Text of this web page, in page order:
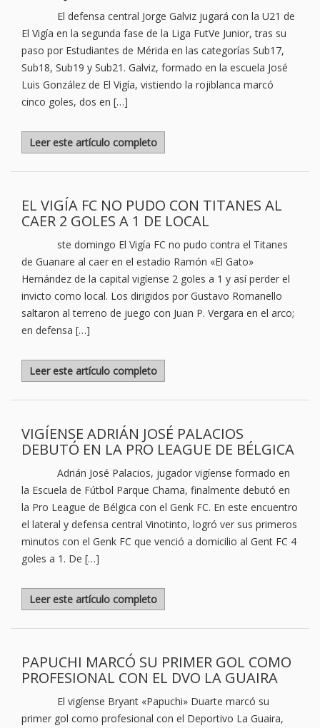
El defensa central Jorge Galviz jugará con la U21 de
El Vigía en la segunda fase de la Liga FutVe Junior, tras su
paso por Estudiantes de Mérida en las categorías Sub17,
Sub18, Sub19 y Sub21. Galviz, formado en la escuela José
Luis González de El Vigía, vistiendo la rojiblanca marcó
cinco goles, dos en […]
Leer este artículo completo
EL VIGÍA FC NO PUDO CON TITANES AL
CAER 2 GOLES A 1 DE LOCAL
ste domingo El Vigía FC no pudo contra el Titanes
de Guanare al caer en el estadio Ramón «El Gato»
Hernández de la capital vigíense 2 goles a 1 y así perder el
invicto como local. Los dirigidos por Gustavo Romanello
saltaron al terreno de juego con Juan P. Vergara en el arco;
en defensa […]
Leer este artículo completo
VIGÍENSE ADRIÁN JOSÉ PALACIOS
DEBUTÓ EN LA PRO LEAGUE DE BÉLGICA
Adrián José Palacios, jugador vigíense formado en
la Escuela de Fútbol Parque Chama, finalmente debutó en
la Pro League de Bélgica con el Genk FC. En este encuentro
el lateral y defensa central Vinotinto, logró ver sus primeros
minutos con el Genk FC que venció a domicilio al Gent FC 4
goles a 1. De […]
Leer este artículo completo
PAPUCHI MARCÓ SU PRIMER GOL COMO
PROFESIONAL CON EL DVO LA GUAIRA
El vigíense Bryant «Papuchi» Duarte marcó su
primer gol como profesional con el Deportivo La Guaira,